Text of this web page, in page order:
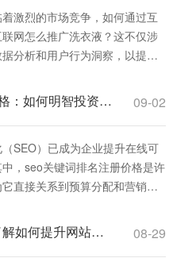
激烈的市场竞争，如何通过互
网怎么推广洗衣液？这不仅涉
分析和用户行为洞察，以提升
中脱颖而出。 首先，互联网怎
线上
深入解析seo关键词排名注册价格：如何明智投资并获取高回报 09-02
SEO）已成为企业提升在线可
，seo关键词排名注册价格是许
直接关系到预算分配和营销效
）中的排名所需支付的费用，这
昌邑网页优化公司电话多少？了解如何提升网站排名和流量 08-29